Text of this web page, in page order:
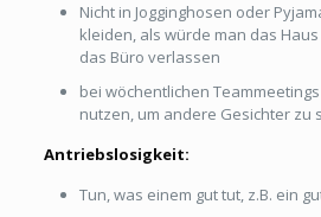
Nicht in Jogginghosen oder
kleiden, als würde man das
das Büro verlassen
bei wöchentlichen
nutzen, um andere Gesichter zu
Antriebslosigkeit:
Tun, was einem gut tut, z.B. ein